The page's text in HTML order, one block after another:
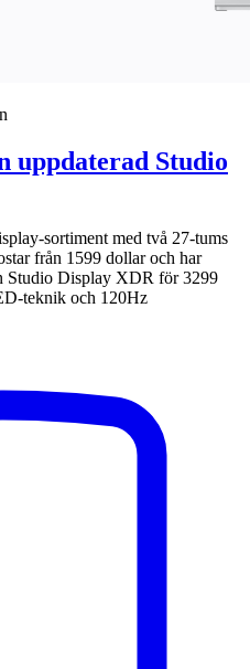
uppdaterad Studio
sortiment med två 27-tums
från 1599 dollar och har
Studio Display XDR för 3299
teknik och 120Hz